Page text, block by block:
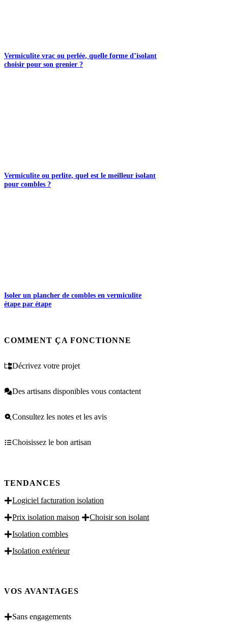
Vermiculite vrac ou perlée, quelle forme d’isolant
choisir pour son grenier ?
Vermiculite ou perlite, quel est le meilleur isolant
pour combles ?
Isoler un plancher de combles en vermiculite
étape par étape
COMMENT ÇA FONCTIONNE
Décrivez votre projet
Des artisans disponibles vous contactent
Consultez les notes et les avis
Choisissez le bon artisan
TENDANCES
Logiciel facturation isolation
Prix isolation maison
Choisir son isolant
Isolation combles
Isolation extérieur
VOS AVANTAGES
Sans engagements